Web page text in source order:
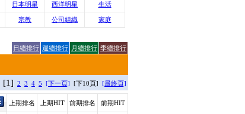
日本明星 西洋明星 生活
宗教 公司組織 家庭
日總排行 週總排行 月總排行 季總排行
[1] 2 3 4 5 [下一頁] [下10頁] [最終頁]
上期排名 上期HIT 前期排名 前期HIT